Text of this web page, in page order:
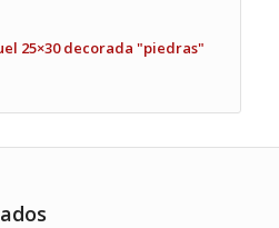
25×30 decorada "piedras"